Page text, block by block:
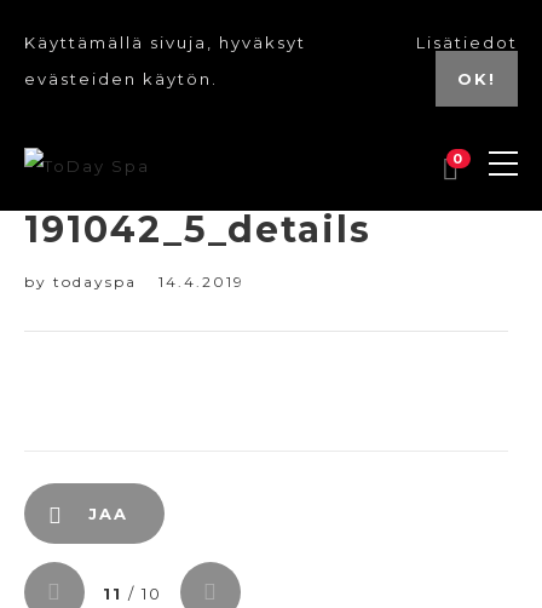
Käyttämällä sivuja, hyväksyt
evästeiden käytön.
Lisätiedot
OK!
0
191042_5_details
by todayspa 14.4.2019
JAA
11 / 10